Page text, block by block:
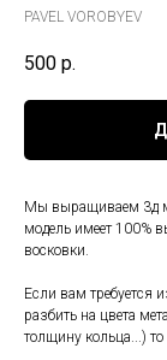
PAVEL VOROBYEV
500 р.
Мы выращиваем 3д
модель имеет 100%
восковки.
Если вам требуется
разбить на цвета
толщину кольца...)